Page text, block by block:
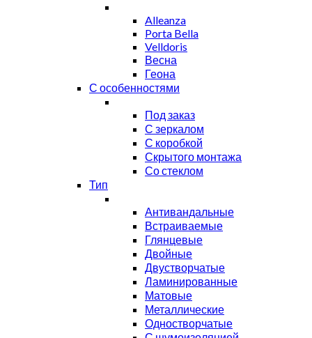
Alleanza
Porta Bella
Velldoris
Весна
Геона
С особенностями
Под заказ
С зеркалом
С коробкой
Скрытого монтажа
Со стеклом
Тип
Антивандальные
Встраиваемые
Глянцевые
Двойные
Двустворчатые
Ламинированные
Матовые
Металлические
Одностворчатые